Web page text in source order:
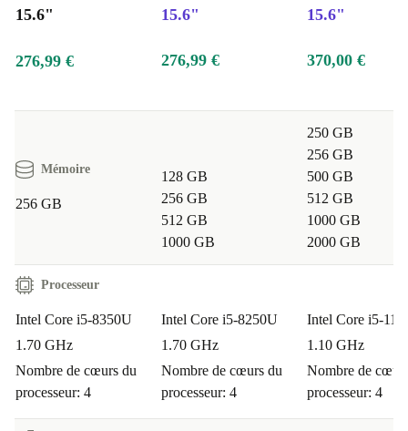
15.6"
15.6"
15.6"
276,99 € 276,99 € 370,00 €
Mémoire
256 GB
128 GB
256 GB
512 GB
1000 GB
250 GB
256 GB
500 GB
512 GB
1000 GB
2000 GB
Processeur
Intel Core i5-8350U
1.70 GHz
Nombre de cœurs du
processeur: 4
Intel Core i5-8250U
1.70 GHz
Nombre de cœurs du
processeur: 4
Intel Core i5-
1.10 GHz
Nombre de
processeur: 4